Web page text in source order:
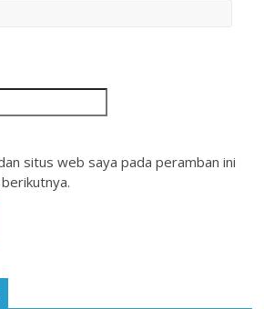
situs web saya pada peramban ini